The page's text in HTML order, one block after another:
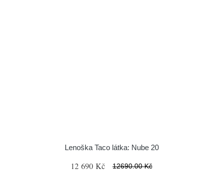
Lenoška Taco látka: Nube 20
12 690 Kč 12690.00 Kč